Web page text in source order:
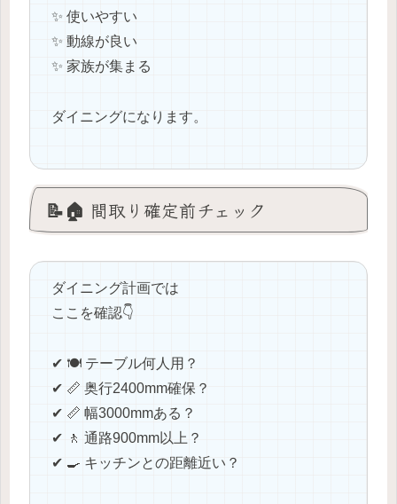
✨ 使いやすい
✨ 動線が良い
✨ 家族が集まる
ダイニングになります。
📝🏠 間取り確定前チェック
ダイニング計画では
ここを確認👇
✔ 🍽️ テーブル何人用？
✔ 📏 奥行2400mm確保？
✔ 📏 幅3000mmある？
✔ 🚶 通路900mm以上？
✔ 🍳 キッチンとの距離近い？